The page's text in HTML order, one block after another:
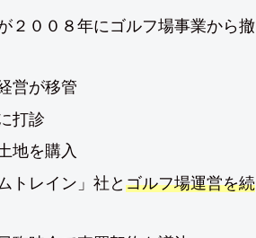
２００８年にゴルフ場事業から撤
営が移管
打診
地を購入
トレイン」社と ゴルフ場運営を続